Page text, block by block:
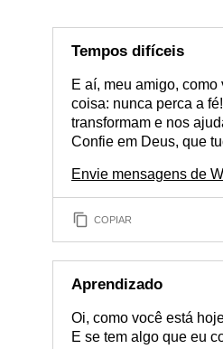
Tempos difíceis
E aí, meu amigo,
coisa: nunca perca a
transformam e nos
Confie em Deus, que
Envie mensagens de
COPIAR
Aprendizado
Oi, como você está
E se tem algo que eu